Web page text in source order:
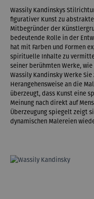
Wassily Kandinskys
figurativer Kunst zu
Mitbegründer der
bedeutende Rolle in der
hat mit Farben und Formen
spirituelle Inhalte zu
seiner berühmten Werke,
Wassily Kandinsky Werke
Herangehensweise an die
überzeugt, dass Kunst eine
Meinung nach direkt auf
Überzeugung spiegelt zeigt
dynamischen Malereien